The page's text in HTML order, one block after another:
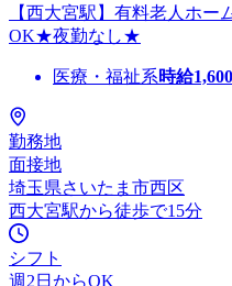
【西大宮駅】有料老人ホ
OK★夜勤なし★
医療・福祉系時給1,600
勤務地
面接地
埼玉県さいたま市西区
西大宮駅から徒歩で15分
シフト
週2日からOK